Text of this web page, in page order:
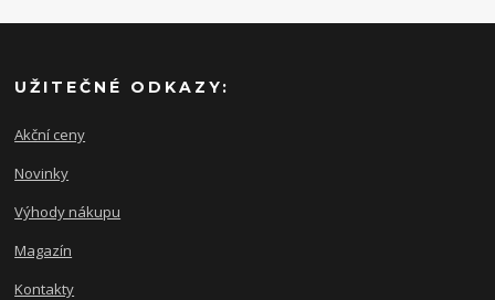
UŽITEČNÉ ODKAZY:
Akční ceny
Novinky
Výhody nákupu
Magazín
Kontakty